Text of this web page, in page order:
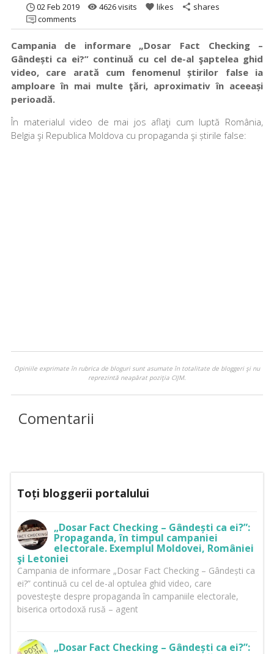
02 Feb 2019 remove_red_eye 4626 visits favorite likes share shares
comments
Campania de informare „Dosar Fact Checking –
Gândești ca ei?” continuă cu cel de-al şaptelea ghid
video, care arată cum fenomenul știrilor false ia
amploare în mai multe ţări, aproximativ în aceeași
perioadă.
În materialul video de mai jos aflaţi cum luptă România,
Belgia şi Republica Moldova cu propaganda şi știrile false:
Opiniile exprimate în rubrica de bloguri sunt asumate în totalitate de bloggeri şi nu
reprezintă neapărat poziţia CIJM.
Comentarii
Toți bloggerii portalului
„Dosar Fact Checking – Gândești ca ei?”:
Propaganda, în timpul campaniei
electorale. Exemplul Moldovei, României
şi Letoniei
Campania de informare „Dosar Fact Checking – Gândești ca
ei?” continuă cu cel de-al optulea ghid video, care
povesteşte despre propaganda în campaniile electorale,
biserica ortodoxă rusă – agent
„Dosar Fact Checking – Gândești ca ei?”: